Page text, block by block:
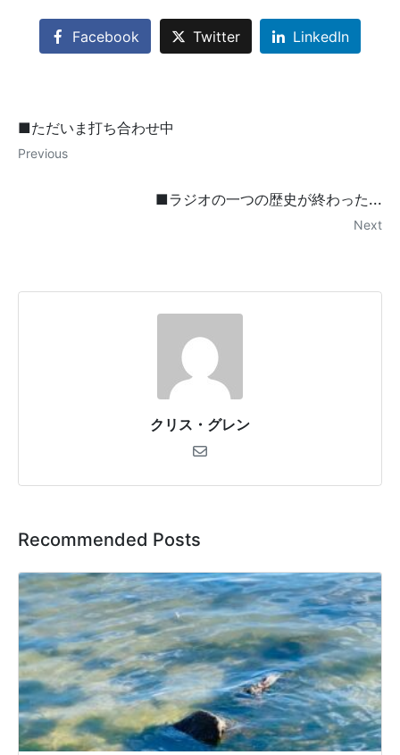
Facebook Twitter LinkedIn
■ただいま打ち合わせ中
Previous
■ラジオの一つの歴史が終わった...
Next
クリス・グレン
Recommended Posts